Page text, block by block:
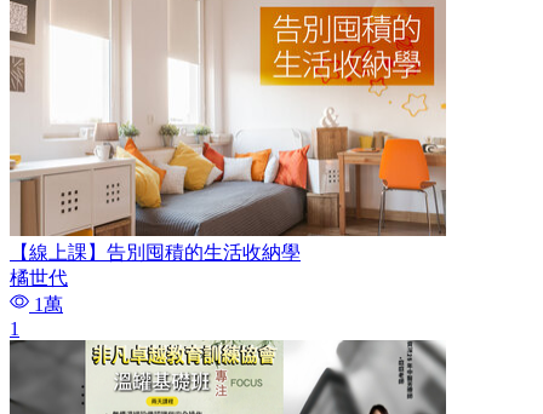
【線上課】告別囤積的生活收納學
橘世代
1萬
1